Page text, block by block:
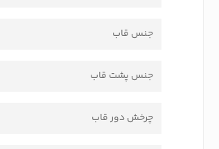
جنس قاب
جنس پشت قاب
چرخش دور قاب